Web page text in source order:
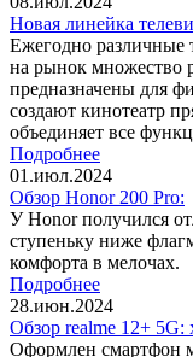
Новая линейка
Ежегодно различные
на рынок множество
предназначены для
создают кинотеатр
объединяет все
Подробнее
01.июл.2024
Обзор Honor 200 Pro:
У Honor получился
ступеньку ниже
комфорта в мелочах.
Подробнее
28.июн.2024
Обзор realme 12+ 5G:
Оформлен смартфон